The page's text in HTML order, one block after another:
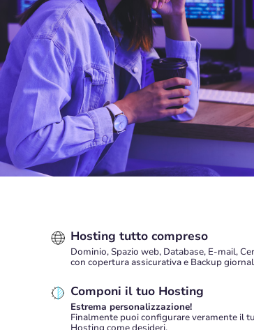
Hosting tutto compreso
Dominio, Spazio web, Database, E-mail,
con copertura assicurativa e Backup
Componi il tuo Hosting
Estrema personalizzazione!
Finalmente puoi configurare veramente il